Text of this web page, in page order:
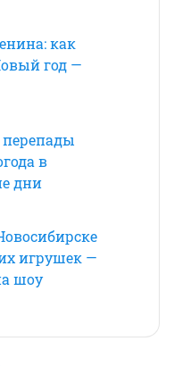
как
год —
в
дни
игрушек —
шоу